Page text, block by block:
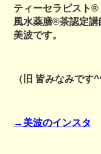
ティーセラピスト®
風水薬膳®茶認定講
美波です。
（旧 皆みなみです
→美波のインスタ